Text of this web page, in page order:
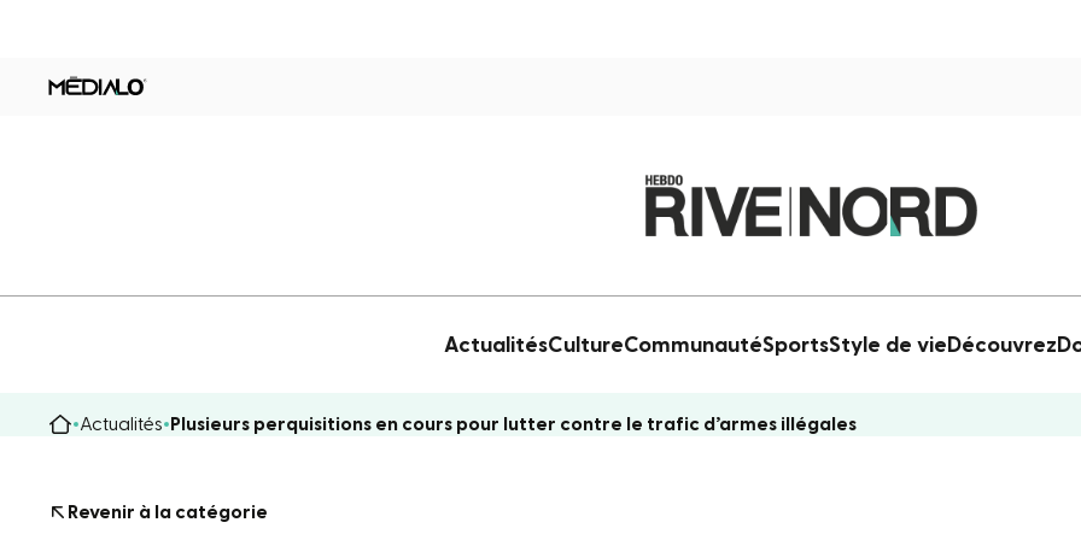
ActualitésCultureCommunautéSportsStyle de vie Découvrez
Actualités Plusieurs perquisitions en cours pour lutter contre le trafic d’armes illégales
Revenir à la catégorie